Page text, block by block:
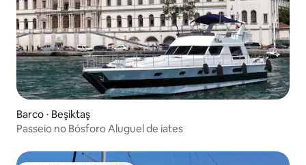
Barco ⋅ Beşiktaş
Passeio no Bósforo Aluguel de iates